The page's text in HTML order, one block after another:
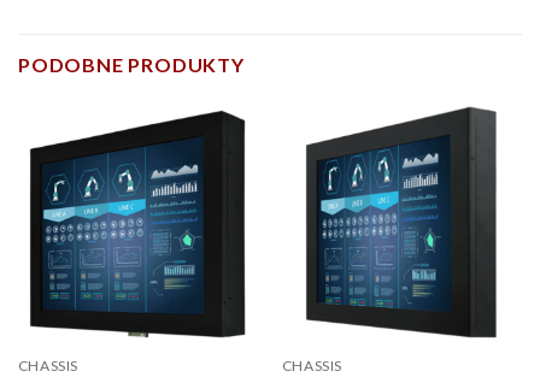
PODOBNE PRODUKTY
CHASSIS CHASSIS